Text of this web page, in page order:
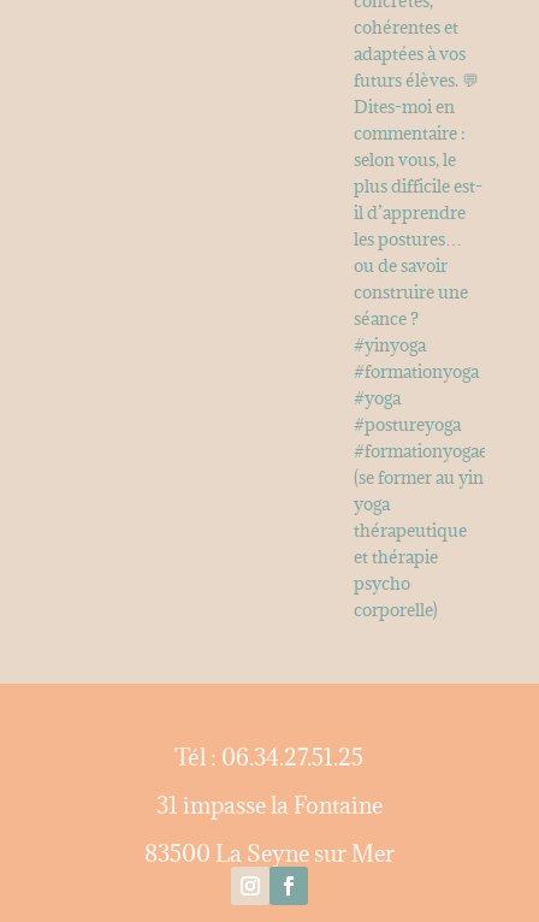
Tél : 06.34.27.51.25
31 impasse la Fontaine
83500 La Seyne sur Mer